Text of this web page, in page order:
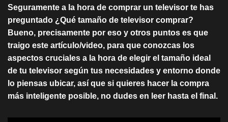
Seguramente a la hora de comprar un televisor te has
preguntado ¿Qué tamaño de televisor comprar?
Bueno, precisamente por eso y otros puntos es que
traigo este artículo/video, para que conozcas los
aspectos cruciales a la hora de elegir el tamaño ideal
de tu televisor según tus necesidades y entorno donde
lo piensas ubicar, así que si quieres hacer la compra
más inteligente posible, no dudes en leer hasta el final.